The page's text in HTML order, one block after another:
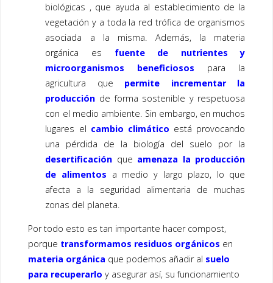
biológicas , que ayuda al establecimiento de la
vegetación y a toda la red trófica de organismos
asociada a la misma. Además, la materia
orgánica es fuente de nutrientes y
microorganismos beneficiosos para la
agricultura que permite incrementar la
producción de forma sostenible y respetuosa
con el medio ambiente. Sin embargo, en muchos
lugares el cambio climático está provocando
una pérdida de la biología del suelo por la
desertificación que amenaza la producción
de alimentos a medio y largo plazo, lo que
afecta a la seguridad alimentaria de muchas
zonas del planeta.
Por todo esto es tan importante hacer compost,
porque transformamos residuos orgánicos en
materia orgánica que podemos añadir al suelo
para recuperarlo y asegurar así, su funcionamiento